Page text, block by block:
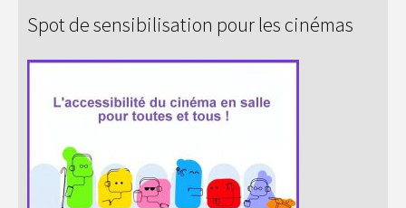
Spot de sensibilisation pour les cinémas